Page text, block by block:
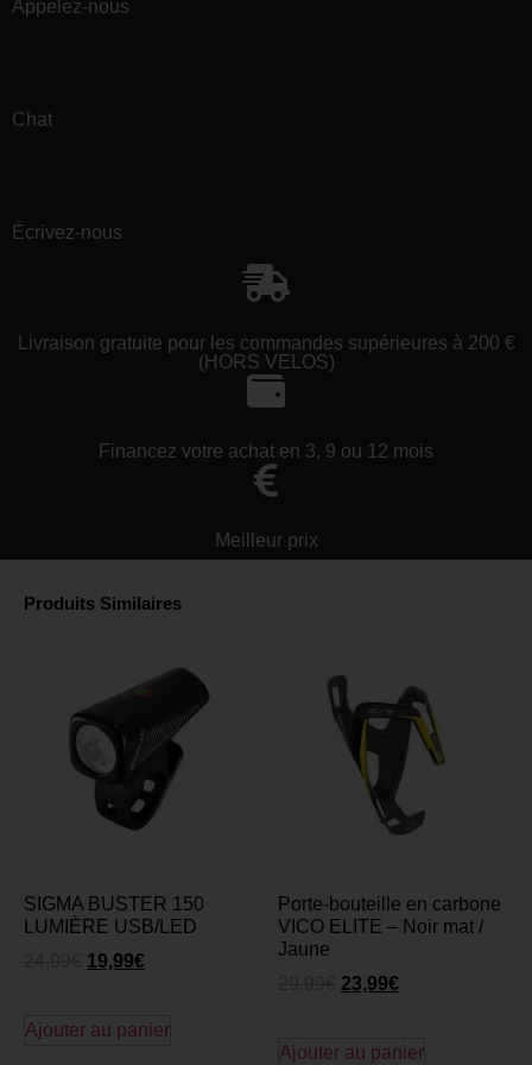
Appelez-nous
Chat
Écrivez-nous
Livraison gratuite pour les commandes supérieures à 200 €
(HORS VELOS)
Financez votre achat en 3, 9 ou 12 mois
Meilleur prix
Produits Similaires
SIGMA BUSTER 150
LUMIÈRE USB/LED
19,99€
Ajouter au panier
Porte-bouteille en carbone
VICO ELITE – Noir mat /
Jaune
23,99€
Ajouter au panier